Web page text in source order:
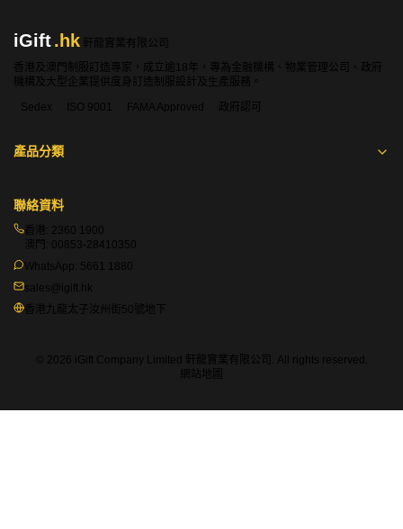
iGift.hk
軒龍實業有限公司
香港及澳門制服訂造專家，成立逾18年，專為金融機構、物業管理公司、政府
機構及大型企業提供度身訂造制服設計及生產服務。
Sedex
ISO 9001 FAMA Approved 政府認可
產品分類
聯絡資料
香港: 2360 1900
澳門: 00853-28410350
WhatsApp: 5661 1880
sales@igift.hk
香港九龍太子汝州街50號地下
© 2026 iGift Company Limited 軒龍實業有限公司. All rights reserved.
網站地圖